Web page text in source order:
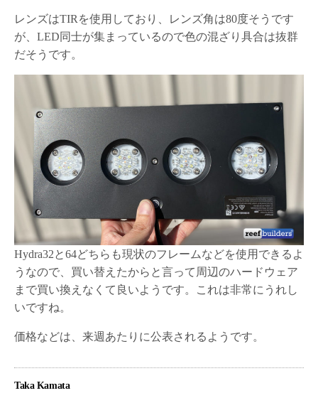
レンズはTIRを使用しており、レンズ角は80度そうです
が、LED同士が集まっているので色の混ざり具合は抜群
だそうです。
Hydra32と64どちらも現状のフレームなどを使用できるよ
うなので、買い替えたからと言って周辺のハードウェア
まで買い換えなくて良いようです。これは非常にうれし
いですね。
価格などは、来週あたりに公表されるようです。
Taka Kamata